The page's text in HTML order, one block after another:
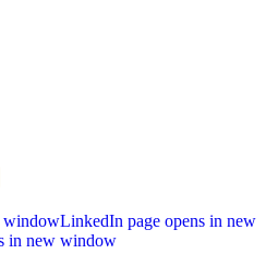
windowLinkedIn page opens in new
in new window